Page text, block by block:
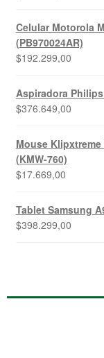
Celular Motorola
(PB970024AR)
$192.299,00
Aspiradora Philips
$376.649,00
Mouse
(KMW-760)
$17.669,00
Tablet Samsung
$398.299,00